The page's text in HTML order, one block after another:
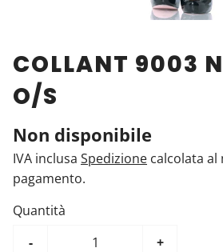
COLLANT 9003
O/S
Non disponibile
IVA inclusa Spedizione calcolata
pagamento.
Quantità
-
+